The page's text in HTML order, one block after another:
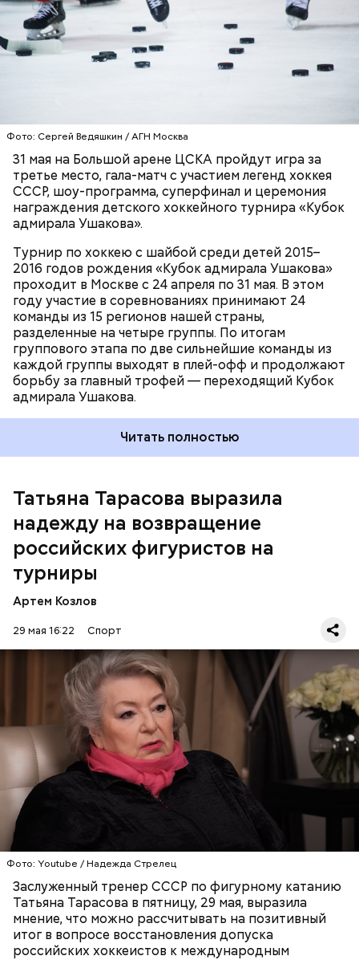
Фото: Сергей Ведяшкин / АГН Москва
31 мая на Большой арене ЦСКА пройдут игра за
третье место, гала-матч с участием легенд хоккея
СССР, шоу-программа, суперфинал и церемония
награждения детского хоккейного турнира «Кубок
адмирала Ушакова».
Турнир по хоккею с шайбой среди детей 2015–
2016 годов рождения «Кубок адмирала Ушакова»
проходит в Москве с 24 апреля по 31 мая. В этом
году участие в соревнованиях принимают 24
команды из 15 регионов нашей страны,
разделeнные на четыре группы. По итогам
группового этапа по две сильнейшие команды из
каждой группы выходят в плей-офф и продолжают
борьбу за главный трофей — переходящий Кубок
адмирала Ушакова.
— Кубок адмирала Ушакова объединяет команды
из разных регионов страны. Турнир выстроен как
статуса команды. Здесь важны не громкие
названия, а уровень игры, характер и желание
расти. Именно такой подход делает соревнования
доступными, конкурентными и по-настоящему
значимыми для участников, — отметили
организаторы турнира.
Читать полностью
ХОККЕЙ ДЕТИ
Татьяна Тарасова выразила
надежду на возвращение
российских фигуристов на
турниры
Артем Козлов
29 мая 16:22 Спорт
Фото: Youtube / Надежда Стрелец
Заслуженный тренер СССР по фигурному катанию
Татьяна Тарасова в пятницу, 29 мая, выразила
мнение, что можно рассчитывать на позитивный
итог в вопросе восстановления допуска
российских хоккеистов к международным
Она добавила, что российским спортсменам
остается только «ждать и надеяться», передает
РИА Новости
28 мая министр спорта России Михаил Дегтярев
сообщил, что дисциплинарный совет
Международной федерации хоккеяаннулировал
решение о недопускероссийских спортсменов к
соревнованиям в сезоне-2026/27. Он уточнил, что в
представленных организацией аргументах и
продления отстранения хоккеистов страны по
якобы соображениям безопасности.
ХОККЕЙ
ФИГУРНОЕ КАТАНИЕ
ТАТЬЯНА ТАРАСОВА
ТРЕНЕРЫ